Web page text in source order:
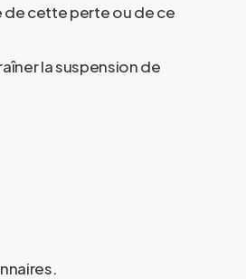
de cette perte ou de ce
la suspension de